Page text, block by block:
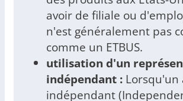
avoir de filiale ou
n'est généralement pas
comme un ETBUS.
utilisation d'un
indépendant : Lorsqu'un
indépendant